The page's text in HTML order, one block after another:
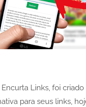
Links, foi
para seus links,